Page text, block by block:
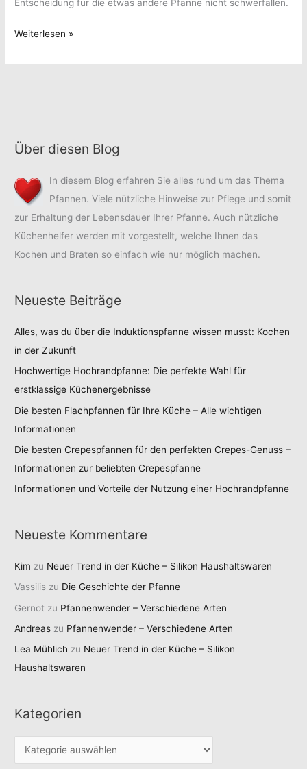
Entscheidung für die etwas andere Pfanne nicht schwerfallen.
Viereckpfanne
Weiterlesen »
Über diesen Blog
In diesem Blog erfahren Sie alles rund um das Thema
Pfannen. Viele nützliche Hinweise zur Pflege und somit
zur Erhaltung der Lebensdauer Ihrer Pfanne. Auch nützliche
Küchenhelfer werden mit vorgestellt, welche Ihnen das
Kochen und Braten so einfach wie nur möglich machen.
Neueste Beiträge
Alles, was du über die Induktionspfanne wissen musst: Kochen
in der Zukunft
Hochwertige Hochrandpfanne: Die perfekte Wahl für
erstklassige Küchenergebnisse
Die besten Flachpfannen für Ihre Küche – Alle wichtigen
Informationen
Die besten Crepespfannen für den perfekten Crepes-Genuss –
Informationen zur beliebten Crepespfanne
Informationen und Vorteile der Nutzung einer Hochrandpfanne
Neueste Kommentare
Kim zu Neuer Trend in der Küche – Silikon Haushaltswaren
Vassilis zu Die Geschichte der Pfanne
Gernot zu Pfannenwender – Verschiedene Arten
Andreas zu Pfannenwender – Verschiedene Arten
Lea Mühlich zu Neuer Trend in der Küche – Silikon
Haushaltswaren
Kategorien
a